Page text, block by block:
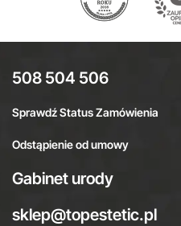
508 504 506
Sprawdź Status Zamówienia
Odstąpienie od umowy
Gabinet urody
sklep@topestetic.pl